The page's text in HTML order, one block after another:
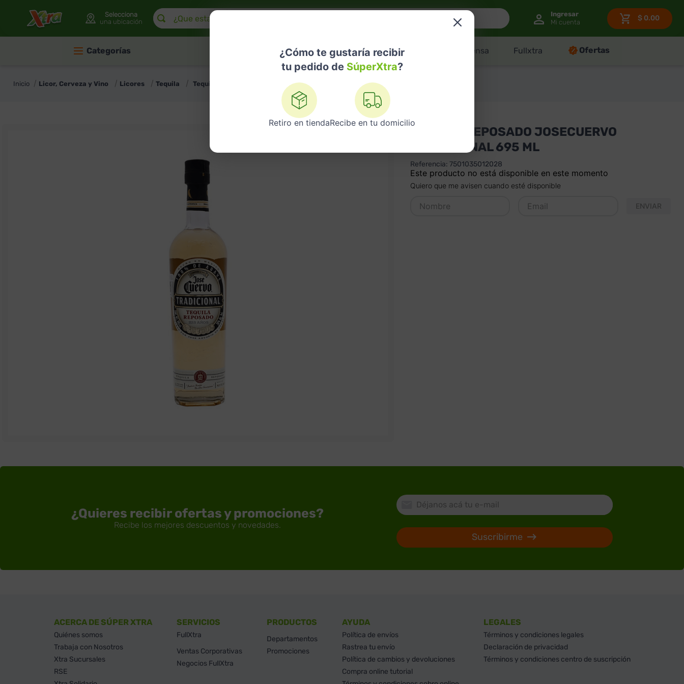
Selecciona
una ubicación
¿Cómo te gustaría recibir
tu pedido de SúperXtra?
Retiro en tiendaRecibe en tu domicilio
¿Que estas buscando?
$ 0.00
Categorías Nuestras Marcas Telemedicina Licores Despensa Fullxtra Ofertas
Licor, Cerveza y Vino Licores Tequila Tequila Reposado Josecuervo Tradicional 695 ML
TEQUILA REPOSADO JOSECUERVO
TRADICIONAL 695 ML
Referencia: 7501035012028
Este producto no está disponible en este momento
Quiero que me avisen cuando esté disponible
ENVIAR
¿Quieres recibir ofertas y promociones?
Suscribirme
ACERCA DE SÚPER XTRA
Quiénes somos
Trabaja con Nosotros
Xtra Sucursales
RSE
SERVICIOS
FullXtra
Ventas Corporativas
Negocios FullXtra
PRODUCTOS
Departamentos
Promociones
AYUDA
Política de envíos
Rastrea tu envío
Política de cambios y devoluciones
Compra online tutorial
LEGALES
Términos y condiciones legales
Declaración de privacidad
Términos y condiciones centro de suscripción